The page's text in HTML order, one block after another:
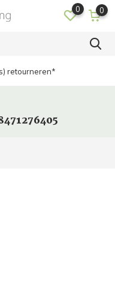
0 0
retourneren*